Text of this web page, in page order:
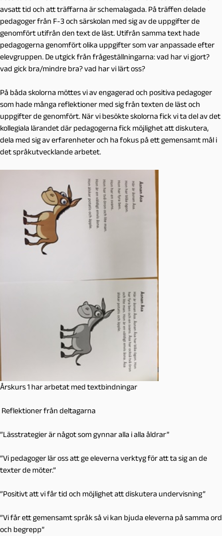
avsatt tid och att träffarna är schemalagada. På träffen delade
pedagoger från F-3 och särskolan med sig av de uppgifter de
genomfört utifrån den text de läst. Utifrån samma text hade
pedagogerna genomfört olika uppgifter som var anpassade efter
elevgruppen. De utgick från frågeställningarna: vad har vi gjort?
vad gick bra/mindre bra? vad har vi lärt oss?
På båda skolorna möttes vi av engagerad och positiva pedagoger
som hade många reflektioner med sig från texten de läst och
uppgifter de genomfört. När vi besökte skolorna fick vi ta del av det
kollegiala lärandet där pedagogerna fick möjlighet att diskutera,
dela med sig av erfarenheter och ha fokus på ett gemensamt mål i
det språkutvecklande arbetet.
Årskurs 1 har arbetat med textbindningar
Reflektioner från deltagarna
”Lässtrategier är något som gynnar alla i alla åldrar”
”Vi pedagoger lär oss att ge eleverna verktyg för att ta sig an de
texter de möter.”
”Positivt att vi får tid och möjlighet att diskutera undervisning”
”Vi får ett gemensamt språk så vi kan bjuda eleverna på samma ord
och begrepp”